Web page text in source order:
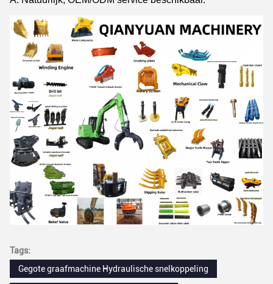
Tags:
Gegote graafmachine Hydraulische snelkoppeling